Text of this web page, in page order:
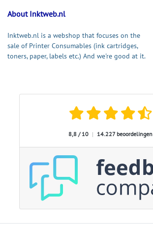
About Inktweb.nl
Inktweb.nl is a webshop that focuses on the
sale of Printer Consumables (ink cartridges,
toners, paper, labels etc.) And we're good at it.
8,8 / 10 | 14.227 beoordelingen